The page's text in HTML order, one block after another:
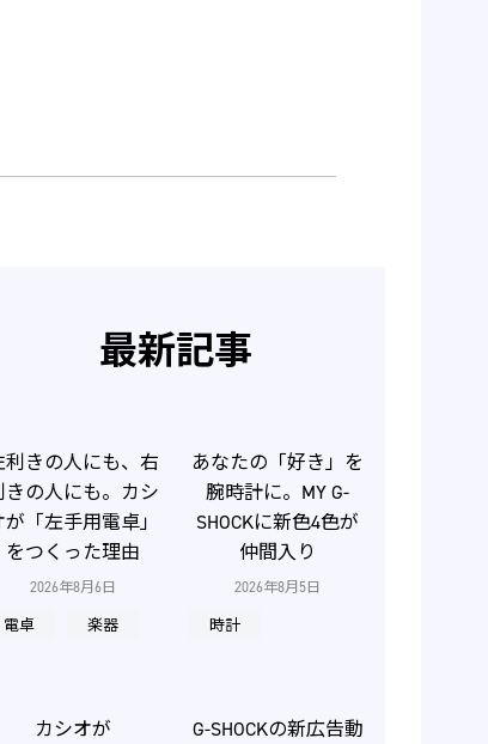
最新記事
2026年8月6日
電卓 楽器
利きの人にも、右
きの人にも。カシ
が「左手用電卓」
をつくった理由
2026年8月5日
時計
あなたの「好き」を
腕時計に。MY G-
SHOCKに新色4色が
仲間入り
カシオが
G-SHOCKの新広告動